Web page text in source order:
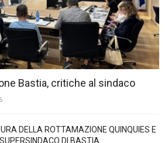
Bastia, critiche al sindaco
DELLA ROTTAMAZIONE QUINQUIES E
DI BASTIA